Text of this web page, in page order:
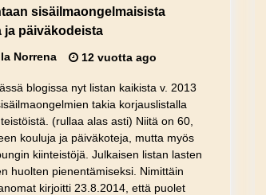
sisäilmaongelmaisista
ja päiväkodeista
Norrena 12 vuotta ago
blogissa nyt listan kaikista v. 2013
takia korjauslistalla
(rullaa alas asti) Niitä on 60,
kouluja ja päiväkoteja, mutta myös
kiinteistöjä. Julkaisen listan lasten
huolten pienentämiseksi. Nimittäin
kirjoitti 23.8.2014, että puolet